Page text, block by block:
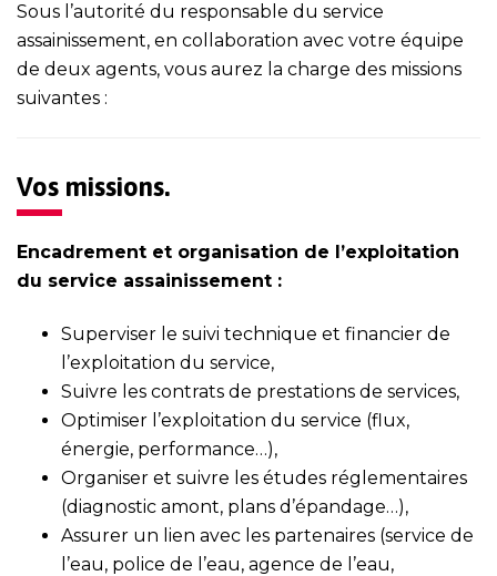
Sous l’autorité du responsable du service
assainissement, en collaboration avec votre équipe
de deux agents, vous aurez la charge des missions
suivantes :
Vos missions.
Encadrement et organisation de l’exploitation
du service assainissement :
Superviser le suivi technique et financier de
l’exploitation du service,
Suivre les contrats de prestations de services,
Optimiser l’exploitation du service (flux,
énergie, performance…),
Organiser et suivre les études réglementaires
(diagnostic amont, plans d’épandage…),
Assurer un lien avec les partenaires (service de
l’eau, police de l’eau, agence de l’eau,